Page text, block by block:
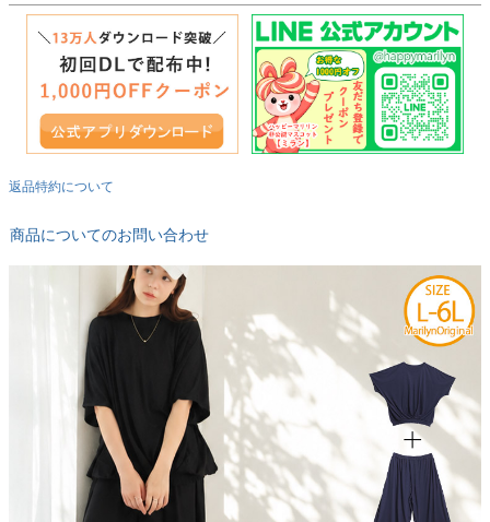
返品特約について
商品についてのお問い合わせ